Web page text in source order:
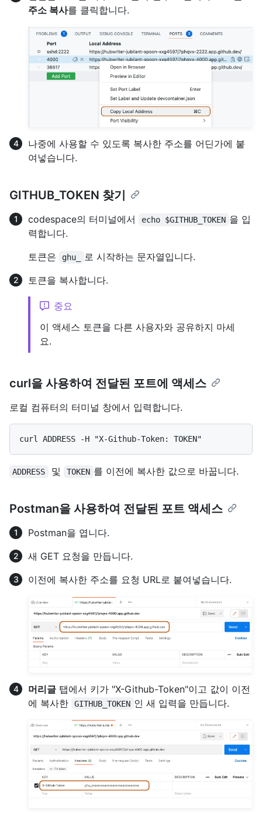
주소 복사를 클릭합니다.
나중에 사용할 수 있도록 복사한 주소를 어딘가에 붙
여넣습니다.
GITHUB_TOKEN 찾기
codespace의 터미널에서 echo $GITHUB_TOKEN 을 입
력합니다.
토큰은
ghu_
로 시작하는 문자열입니다.
토큰을 복사합니다.
중요
이 액세스 토큰을 다른 사용자와 공유하지 마세
요.
curl을 사용하여 전달된 포트에 액세스
로컬 컴퓨터의 터미널 창에서 입력합니다.
ADDRESS 및 TOKEN 를 이전에 복사한 값으로 바꿉니다.
Postman을 사용하여 전달된 포트 액세스
Postman을 엽니다.
새 GET 요청을 만듭니다.
이전에 복사한 주소를 요청 URL로 붙여넣습니다.
머리글 탭에서 키가 "X-Github-Token"이고 값이 이전
에 복사한
GITHUB_TOKEN 인 새 입력을 만듭니다.